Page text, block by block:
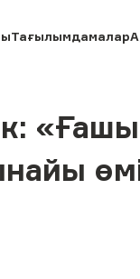
Тағылымдамалар